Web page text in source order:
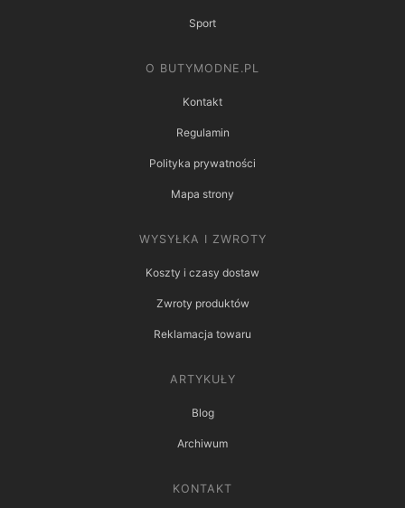
Sport
O BUTYMODNE.PL
Kontakt
Regulamin
Polityka prywatności
Mapa strony
WYSYŁKA I ZWROTY
Koszty i czasy dostaw
Zwroty produktów
Reklamacja towaru
ARTYKUŁY
Blog
Archiwum
KONTAKT